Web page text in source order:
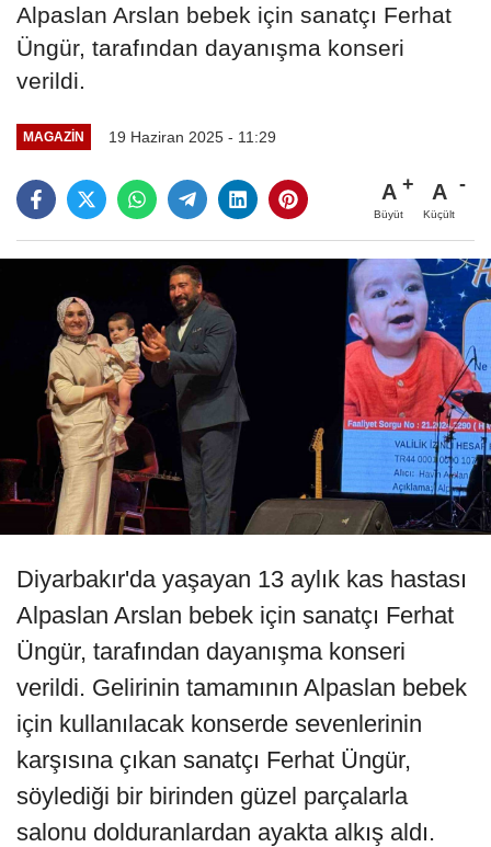
Alpaslan Arslan bebek için sanatçı Ferhat
Üngür, tarafından dayanışma konseri
verildi.
MAGAZIN 19 Haziran 2025 - 11:29
A
Büyüt
A
Küçült
Diyarbakır'da yaşayan 13 aylık kas hastası
Alpaslan Arslan bebek için sanatçı Ferhat
Üngür, tarafından dayanışma konseri
verildi. Gelirinin tamamının Alpaslan bebek
için kullanılacak konserde sevenlerinin
karşısına çıkan sanatçı Ferhat Üngür,
söylediği bir birinden güzel parçalarla
salonu dolduranlardan ayakta alkış aldı.